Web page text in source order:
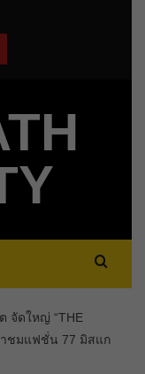
จัดใหญ่ “THE
าชมแฟชั่น 77 มิสแก